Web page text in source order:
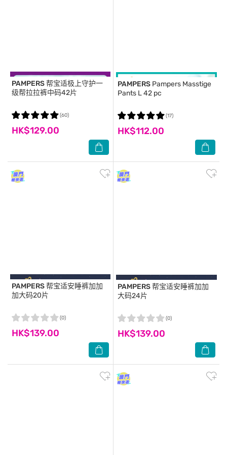
PAMPERS帮宝适极上守护一
级帮拉拉裤中码42片
HK$129.00
(60)
PAMPERS Pampers Masstige
Pants L 42 pc
HK$112.00
(17)
PAMPERS
加大码20片
HK$139.00
(0)
PAMPERS
大码24片
HK$139.00
(0)